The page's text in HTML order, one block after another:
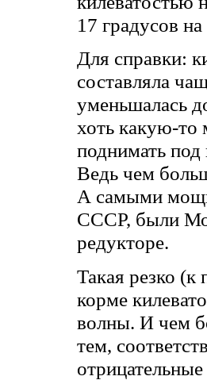
17 градусов
Для справки:
составляла
уменьшалась
хоть какую-то
поднимать
Ведь чем
А самыми
СССР, были
редукторе.
Такая резко
корме
волны. И чем
тем,